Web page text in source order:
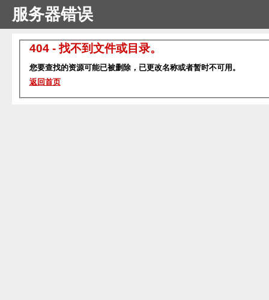
服务器错误
404 - 找不到文件或目录。
您要查找的资源可能已被删除，已更改名称或者暂时不可用。
返回首页